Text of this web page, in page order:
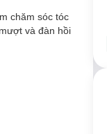
chăm sóc tóc
và đàn hồi